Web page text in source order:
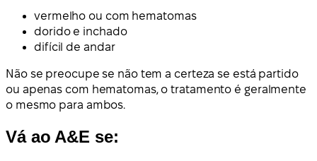
vermelho ou com hematomas
dorido e inchado
difícil de andar
Não se preocupe se não tem a certeza se está partido
ou apenas com hematomas, o tratamento é geralmente
o mesmo para ambos.
Vá ao A&E se: